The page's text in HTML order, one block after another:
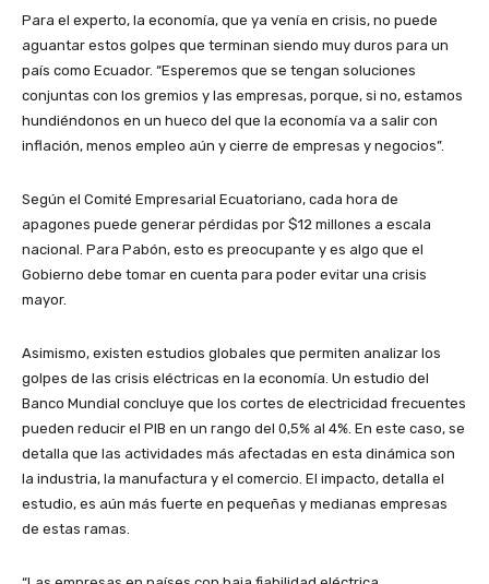
Para el experto, la economía, que ya venía en crisis, no puede
aguantar estos golpes que terminan siendo muy duros para un
país como Ecuador. “Esperemos que se tengan soluciones
conjuntas con los gremios y las empresas, porque, si no, estamos
hundiéndonos en un hueco del que la economía va a salir con
inflación, menos empleo aún y cierre de empresas y negocios”.
Según el Comité Empresarial Ecuatoriano, cada hora de
apagones puede generar pérdidas por $12 millones a escala
nacional. Para Pabón, esto es preocupante y es algo que el
Gobierno debe tomar en cuenta para poder evitar una crisis
mayor.
Asimismo, existen estudios globales que permiten analizar los
golpes de las crisis eléctricas en la economía. Un estudio del
Banco Mundial concluye que los cortes de electricidad frecuentes
pueden reducir el PIB en un rango del 0,5% al 4%. En este caso, se
detalla que las actividades más afectadas en esta dinámica son
la industria, la manufactura y el comercio. El impacto, detalla el
estudio, es aún más fuerte en pequeñas y medianas empresas
de estas ramas.